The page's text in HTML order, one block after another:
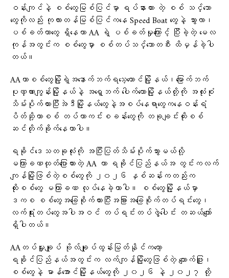
ဝန်းကျင်နဲ့ စစ်တွေမြစ်ပြင်မှာ ရပ်နားထား တဲ့ စစ် သင်္ဘော
တွေကိုလည်း ကုလားတန်မြစ်ပြင်ကနေ Speed Boat တွေနဲ့ သွားလာ၊
ပစ်ခတ်တာတွေ ရှိနေကာ AA ရဲ့ ပစ်ခတ်မှုကြောင့် ပြီးခဲ့တဲ့ မေလ
ကုန်အတွင်းက စစ်တွေမှာ စစ်တပ်သင်္ဘောတစီး ထိမှန်ခဲ့ပါ
တယ်။
AAဟာစစ်တွေမြို့ရဲ့အနောက်ဘက်ရသေ့တောင်မြို့နယ်၊မြောက်ဘက်
ပုဏ္ဏားကျွန်းမြို့နယ်နဲ့ အရှေ့ဘက် ပေါက်တောမြို့နယ်တို့ကို အလုံးစုံ
သိမ်းပိုက်ထားပြီးအဲဒီမြို့နယ်တွေနဲ့အစပ်နေရာတွေကနေဝန်းရံ
ပိတ်ဆို့ကာစစ် တပ်ကာကင်းစခန်းတွေကို တခုချင်းထိုးစစ်
ဆင်တိုက်ခိုက်နေတာပါ။
ရခိုင်ဒေသတခုလုံးကို အပြီးပြတ်သိမ်းပိုက်သွားမယ်လို့
မကြာခဏထုတ်ပြောထားတဲ့ AA ဟာ ရခိုင်ပြည်နယ်အ တွင်းကလက်
ကျန်မြို့ဖြစ်တဲ့စစ်တွေကို ၂၀၂၆ နှစ်ဆန်းကတည်းက
ထိုးစစ်တွေ မကြာခဏ လုပ်နေခဲ့တာပါ။ စစ်တွေမြို့နယ်မှာ
ဒကစ စစ်တွေအခြေစိုက်ထားပြီးအခြားအခြေစိုက်တပ်ရင်းတွေ၊
လက်ရုံးတပ်တွေအပါအဝင် တပ်ရင်းတပ်ဖွဲ့ပေါင်း တဆယ်ကျော်
ရှိပါတယ်။
AAတပ်မှူးချုပ် ဗိုလ်ချုပ်ထွန်းမြတ်နိုင်ကတော့
ရခိုင်ပြည်နယ်အတွင်းက လက်ကျန်မြို့တွေဖြစ်တဲ့ ကျောက်ဖြူ၊
စစ်တွေနဲ့ မာန်အောင်မြို့နယ်တွေကို ၂၀၂၆ နဲ့ ၂၀၂၇ တို့